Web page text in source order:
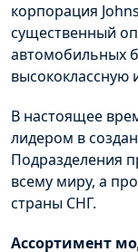
корпорация
существенный
автомобильных
В настоящее
лидером в
Подразделения
всему миру, а
страны СНГ.
Ассортимент